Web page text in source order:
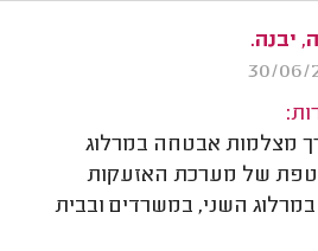
יבנה.
מצלמות אבטחה במרלוג
של מערכת האזעקות
השני, במשרדים ובבית